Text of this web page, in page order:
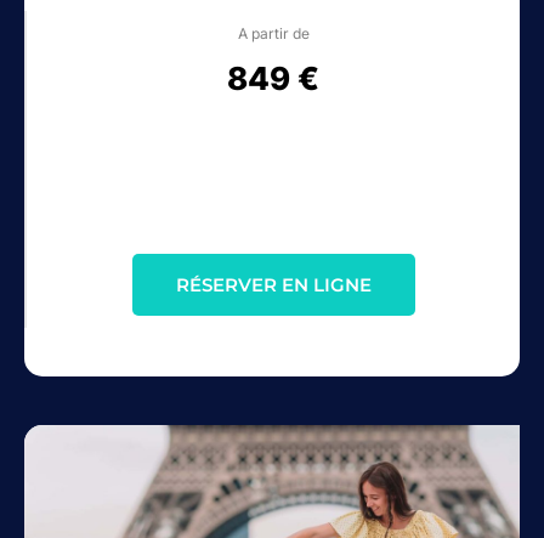
A partir de
849 €
RÉSERVER EN LIGNE